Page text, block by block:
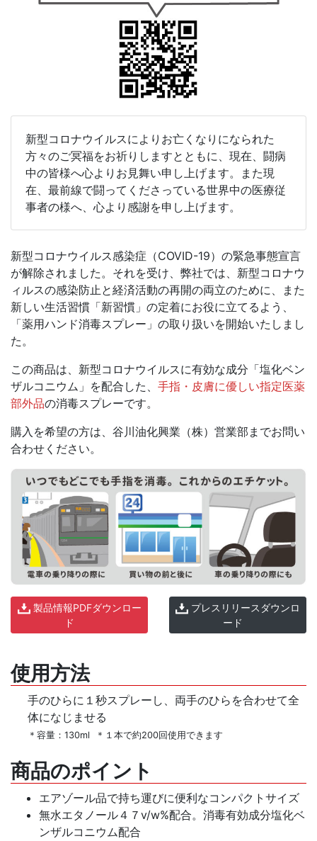
新型コロナウイルスによりお亡くなりになられた
方々のご冥福をお祈りしますとともに、現在、闘病
中の皆様へ心よりお見舞い申し上げます。また現
在、最前線で闘ってくださっている世界中の医療従
事者の様へ、心より感謝を申し上げます。
新型コロナウイルス感染症（COVID-19）の緊急事態宣言
が解除されました。それを受け、弊社では、新型コロナウ
ィルスの感染防止と経済活動の再開の両立のために、また
新しい生活習慣「新習慣」の定着にお役に立てるよう、
「薬用ハンド消毒スプレー」の取り扱いを開始いたしまし
た。
この商品は、新型コロナウイルスに有効な成分「塩化ベン
ザルコニウム」を配合した、 手指・皮膚に優しい指定医薬
部外品の消毒スプレーです。
購入を希望の方は、谷川油化興業（株）営業部までお問い
合わせください。
製品情報PDFダウンロー
ド
プレスリリースダウンロ
ード
使用方法
手のひらに１秒スプレーし、両手のひらを合わせて全
体になじませる
＊容量：130ml ＊１本で約200回使用できます
商品のポイント
エアゾール品で持ち運びに便利なコンパクトサイズ
無水エタノール４７v/w%配合。消毒有効成分塩化ベ
ンザルコニウム配合